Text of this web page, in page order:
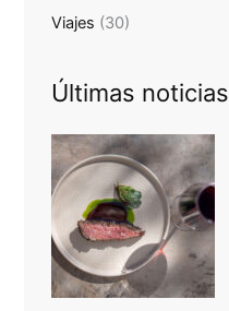
Viajes (30)
Últimas noticias